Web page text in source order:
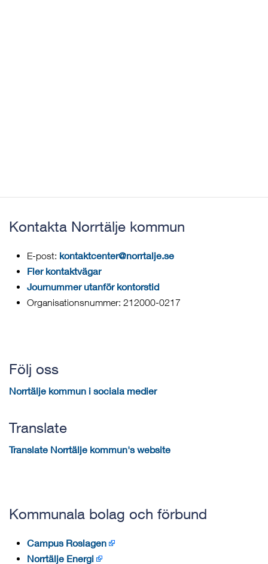
Kontakta Norrtälje kommun
E-post: kontaktcenter@norrtalje.se
Fler kontaktvägar
Journummer utanför kontorstid
Organisationsnummer: 212000-0217
Följ oss
Norrtälje kommun i sociala medier
Translate
Translate Norrtälje kommun's website
Kommunala bolag och förbund
Campus Roslagen
Norrtälje Energi